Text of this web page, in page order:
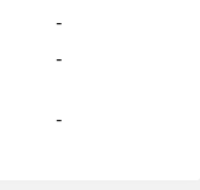
-
-
-